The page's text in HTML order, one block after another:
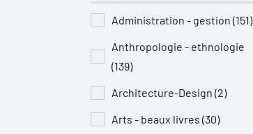
Administration - gestion (151)
Anthropologie - ethnologie
(139)
Architecture-Design (2)
Arts - beaux livres (30)